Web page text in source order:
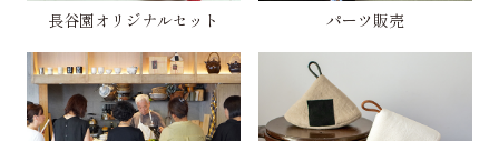
長谷園オリジナルセット パーツ販売